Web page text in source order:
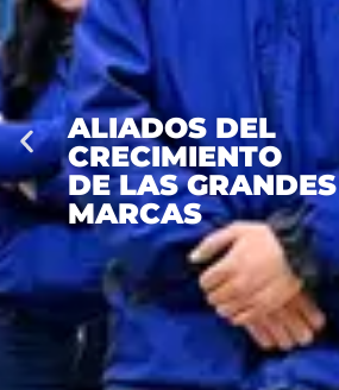
ALIADOS DEL
CRECIMIENTO
DE LAS GRANDES
MARCAS